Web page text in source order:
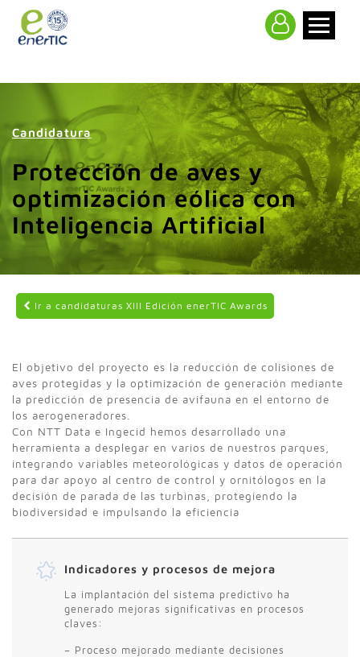
Candidatura
Protección de aves y
optimización eólica con
Inteligencia Artificial
Ir a candidaturas XIII Edición enerTIC Awards
El objetivo del proyecto es la reducción de colisiones de
aves protegidas y la optimización de generación mediante
la predicción de presencia de avifauna en el entorno de
los aerogeneradores.
Con NTT Data e Ingecid hemos desarrollado una
herramienta a desplegar en varios de nuestros parques,
integrando variables meteorológicas y datos de operación
para dar apoyo al centro de control y ornitólogos en la
decisión de parada de las turbinas, protegiendo la
biodiversidad e impulsando la eficiencia
Indicadores y procesos de mejora
La implantación del sistema predictivo ha
generado mejoras significativas en procesos
claves:
– Proceso mejorado mediante decisiones